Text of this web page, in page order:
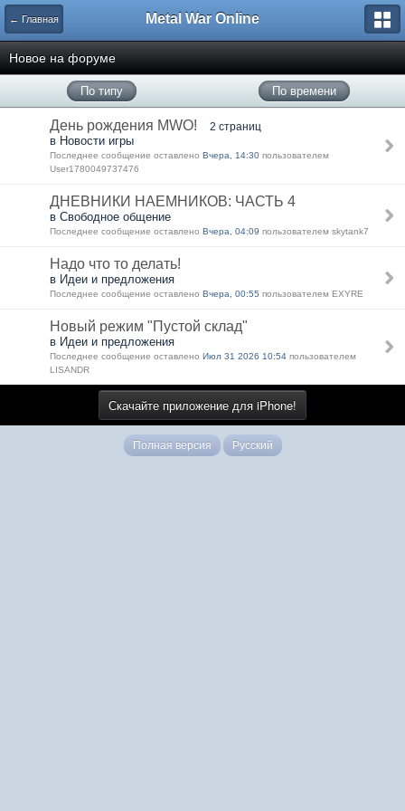
← Главная Metal War Online
Новое на форуме
По типу По времени
День рождения MWO! 2 страниц
в Новости игры
Последнее сообщение оставлено Вчера, 14:30 пользователем
User1780049737476
ДНЕВНИКИ НАЕМНИКОВ: ЧАСТЬ 4
в Свободное общение
Последнее сообщение оставлено Вчера, 04:09 пользователем skytank7
Надо что то делать!
в Идеи и предложения
Последнее сообщение оставлено Вчера, 00:55 пользователем EXYRE
Новый режим "Пустой склад"
в Идеи и предложения
Последнее сообщение оставлено Июл 31 2026 10:54 пользователем
LISANDR
Скачайте приложение для iPhone!
Полная версия Русский